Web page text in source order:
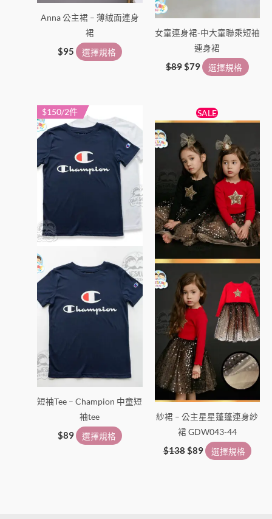
Anna 公主裙 – 薄絨面連身
裙
$95 選擇規格
女童連身裙-中大童聯乘短袖
連身裙
$89$79 選擇規格
$150/2件
短袖Tee – Champion 中童短
袖tee
$89 選擇規格
產
品
多
款
式。
可
產
品
頁
面
選
擇
選
SALE
紗裙 – 公主星星蓬蓬連身紗
裙 GDW043-44
$138
始
價
格：
$138。
$89
目
前
格：
$89。
選擇規格
有
多
種
款
式。
可
在
產
品
頁
面
選
擇
選
項